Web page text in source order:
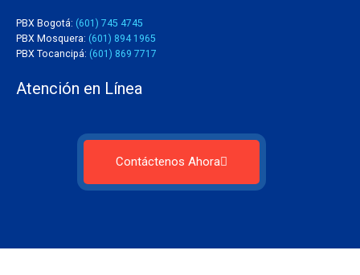
PBX Bogotá: (601) 745 4745
PBX Mosquera: (601) 894 1965
PBX Tocancipá: (601) 869 7717
Atención en Línea
Contáctenos Ahora